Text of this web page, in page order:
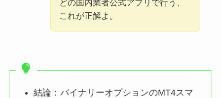
どの国内業者公式アプリで行う、
これが正解よ。
結論：バイナリーオプションのMT4スマ